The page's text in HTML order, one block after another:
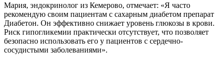
Мария, эндокринолог из Кемерово, отмечает: «Я часто
рекомендую своим пациентам с сахарным диабетом препарат
Диабетон. Он эффективно снижает уровень глюкозы в крови.
Риск гипогликемии практически отсутствует, что позволяет
безопасно использовать его у пациентов с сердечно-
сосудистыми заболеваниями».